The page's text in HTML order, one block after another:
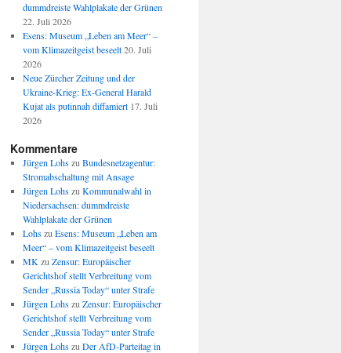
dummdreiste Wahlplakate der Grünen
22. Juli 2026
Esens: Museum „Leben am Meer“ –
vom Klimazeitgeist beseelt 20. Juli
2026
Neue Zürcher Zeitung und der
Ukraine-Krieg: Ex-General Harald
Kujat als putinnah diffamiert 17. Juli
2026
Kommentare
Jürgen Lohszu Bundesnetzagentur:
Stromabschaltung mit Ansage
Jürgen Lohszu Kommunalwahl in
Niedersachsen: dummdreiste
Wahlplakate der Grünen
Lohszu Esens: Museum „Leben am
Meer“ – vom Klimazeitgeist beseelt
MK zu Zensur: Europäischer
Gerichtshof stellt Verbreitung vom
Sender „Russia Today“ unter Strafe
Jürgen Lohszu Zensur: Europäischer
Gerichtshof stellt Verbreitung vom
Sender „Russia Today“ unter Strafe
Jürgen Lohszu Der AfD-Parteitag in